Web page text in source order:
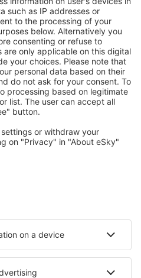
tue aspettative.
con possibilità di
speciali per gli utenti registrati.